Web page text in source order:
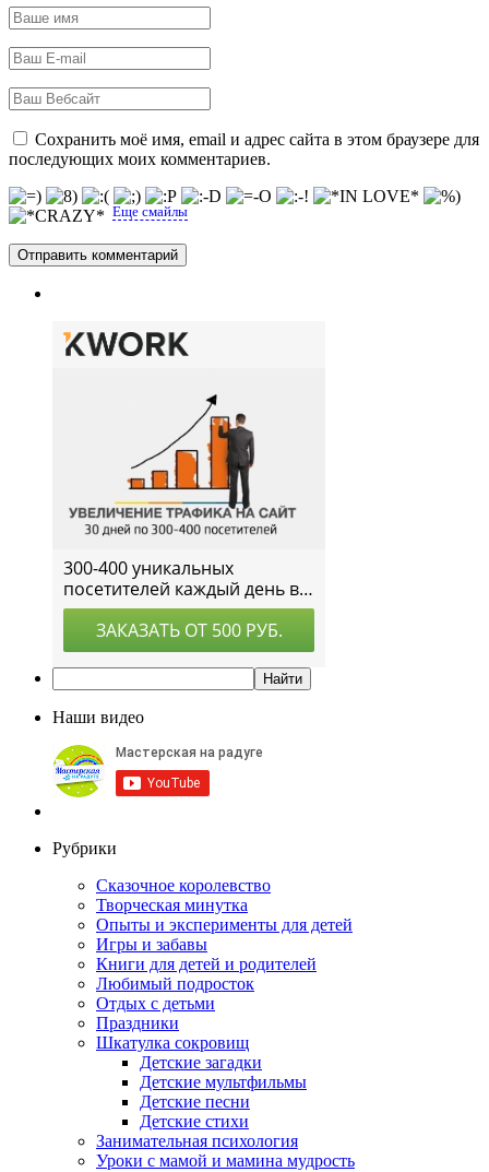
Сохранить моё имя, email и адрес сайта в этом браузере для
последующих моих комментариев.
Еще смайлы
Наши видео
Рубрики
Сказочное королевство
Творческая минутка
Опыты и эксперименты для детей
Игры и забавы
Книги для детей и родителей
Любимый подросток
Отдых с детьми
Праздники
Шкатулка сокровищ
Детские загадки
Детские мультфильмы
Детские песни
Детские стихи
Занимательная психология
Уроки с мамой и мамина мудрость